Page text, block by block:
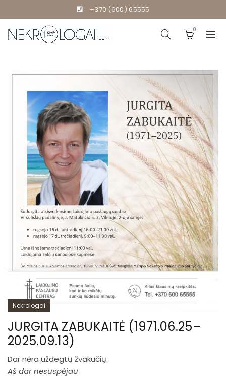
+370 (600) 65555
0
Nekrologai
JURGITA ZABUKAITĖ (1971.06.25–
2025.09.13)
Dar nėra uždegtų žvakučių.
Aš dar nesuspėjau